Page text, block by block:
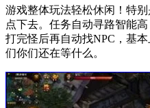
游戏整体玩法轻松休闲！特
点下去。任务自动寻路智能
打完怪后再自动找NPC，基
们你们还在等什么。